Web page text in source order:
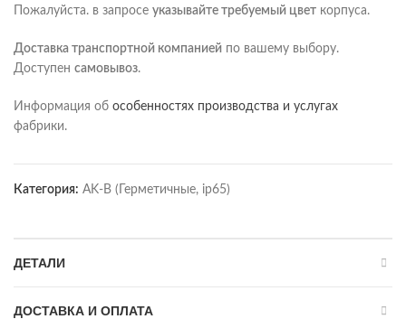
Пожалуйста. в запросе указывайте требуемый цвет корпуса.
Доставка транспортной компанией по вашему выбору.
Доступен самовывоз.
Информация об особенностях производства и услугах
фабрики.
Категория: AK-B (Герметичные, ip65)
ДЕТАЛИ
ДОСТАВКА И ОПЛАТА